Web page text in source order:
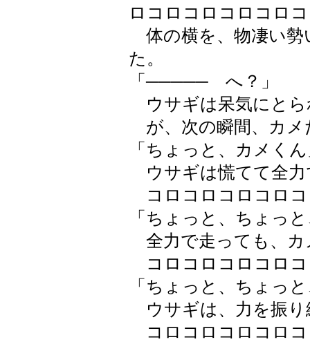
ロコロコロコロコロ
体の横を、物凄い勢
た。
「───── へ？」
ウサギは呆気にとら
が、次の瞬間、カメ
「ちょっと、カメく
ウサギは慌てて全力
コロコロコロコロコ
「ちょっと、ちょっ
全力で走っても、カ
コロコロコロコロ
「ちょっと、ちょっ
ウサギは、力を振り
コロコロコロコロ